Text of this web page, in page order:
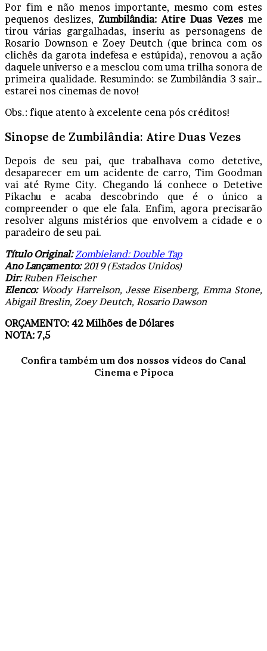
Por fim e não menos importante, mesmo com estes
pequenos deslizes, Zumbilândia: Atire Duas Vezes me
tirou várias gargalhadas, inseriu as personagens de
Rosario Downson e Zoey Deutch (que brinca com os
clichês da garota indefesa e estúpida), renovou a ação
daquele universo e a mesclou com uma trilha sonora de
primeira qualidade. Resumindo: se Zumbilândia 3 sair…
estarei nos cinemas de novo!
Obs.: fique atento à excelente cena pós créditos!
Sinopse de Zumbilândia: Atire Duas Vezes
Depois de seu pai, que trabalhava como detetive,
desaparecer em um acidente de carro, Tim Goodman
vai até Ryme City. Chegando lá conhece o Detetive
Pikachu e acaba descobrindo que é o único a
compreender o que ele fala. Enfim, agora precisarão
resolver alguns mistérios que envolvem a cidade e o
paradeiro de seu pai.
Título Original:Zombieland: Double Tap
Ano Lançamento:2019 (Estados Unidos)
Dir:Ruben Fleischer
Elenco: Woody Harrelson, Jesse Eisenberg, Emma Stone,
Abigail Breslin, Zoey Deutch, Rosario Dawson
ORÇAMENTO: 42 Milhões de Dólares
NOTA: 7,5
Confira também um dos nossos vídeos do Canal
Cinema e Pipoca